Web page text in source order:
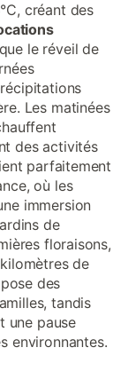
créant des
le réveil de
Les matinées
des activités
parfaitement
où les
immersion
de
floraisons,
de
des
tandis
une pause
environnantes.